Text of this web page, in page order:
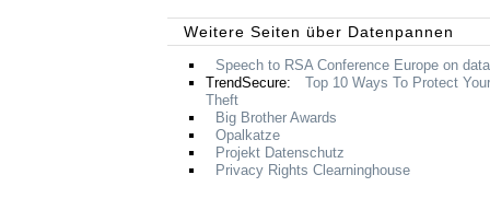
Weitere Seiten über Datenpannen
Speech to RSAConference Europe on
TrendSecure:
Top 10 Ways To Protect
Theft
Big Brother Awards
Opalkatze
Projekt Datenschutz
Privacy Rights Clearninghouse